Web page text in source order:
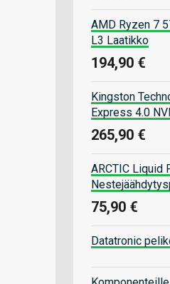
AMD Ryzen 7
L3 Laatikko
194,90 €
Kingston
Express 4.0
265,90 €
ARCTIC Liquid
75,90 €
Datatronic